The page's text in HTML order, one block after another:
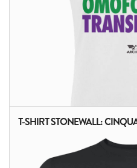
T-SHIRT STONEWALL: